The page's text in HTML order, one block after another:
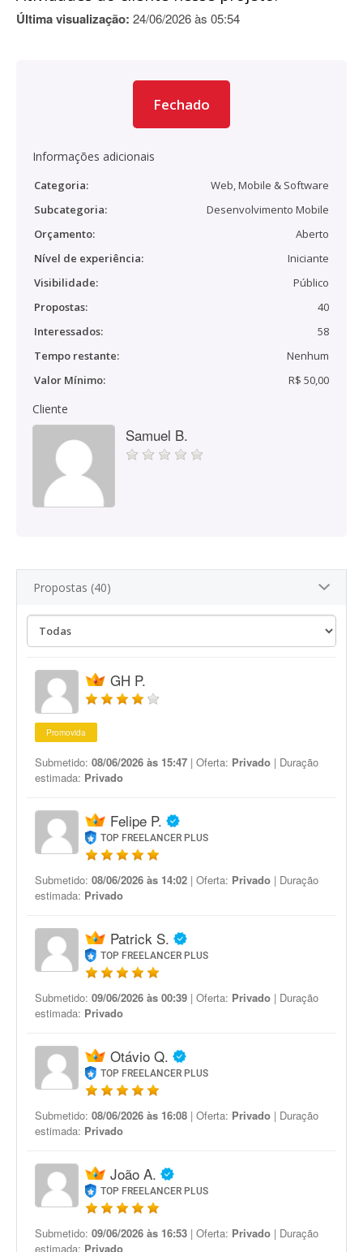
Última visualização: 24/06/2026 às 05:54
Fechado
Informações adicionais
Categoria:
Web, Mobile & Software
Subcategoria:
Desenvolvimento Mobile
Orçamento:
Aberto
Nível de experiência:
Iniciante
Visibilidade:
Público
Propostas:
40
Interessados:
58
Tempo restante:
Nenhum
Valor Mínimo:
R$ 50,00
Cliente
Samuel B.
Propostas (40)
GH P.
Promovida
Submetido: 08/06/2026 às 15:47 | Oferta: Privado | Duração
estimada: Privado
Felipe P.
TOP FREELANCER PLUS
Submetido: 08/06/2026 às 14:02 | Oferta: Privado | Duração
estimada: Privado
Patrick S.
TOP FREELANCER PLUS
Submetido: 09/06/2026 às 00:39 | Oferta: Privado | Duração
estimada: Privado
Otávio Q.
TOP FREELANCER PLUS
Submetido: 08/06/2026 às 16:08 | Oferta: Privado | Duração
estimada: Privado
João A.
TOP FREELANCER PLUS
Submetido: 09/06/2026 às 16:53 | Oferta: Privado | Duração
estimada: Privado